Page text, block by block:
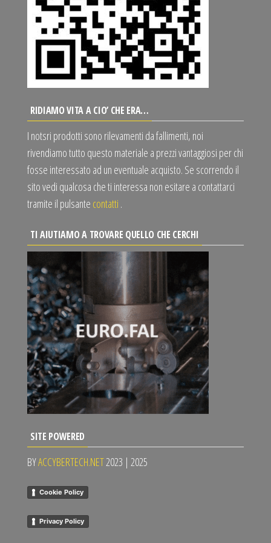
RIDIAMO VITA A CIO’ CHE ERA…
I notsri prodotti sono rilevamenti da fallimenti, noi
rivendiamo tutto questo materiale a prezzi vantaggiosi per chi
fosse interessato ad un eventuale acquisto. Se scorrendo il
sito vedi qualcosa che ti interessa non esitare a contattarci
tramite il pulsante contatti .
TI AIUTIAMO A TROVARE QUELLO CHE CERCHI
SITE POWERED
BYACCYBERTECH.NET2023 | 2025
Cookie Policy
Privacy Policy